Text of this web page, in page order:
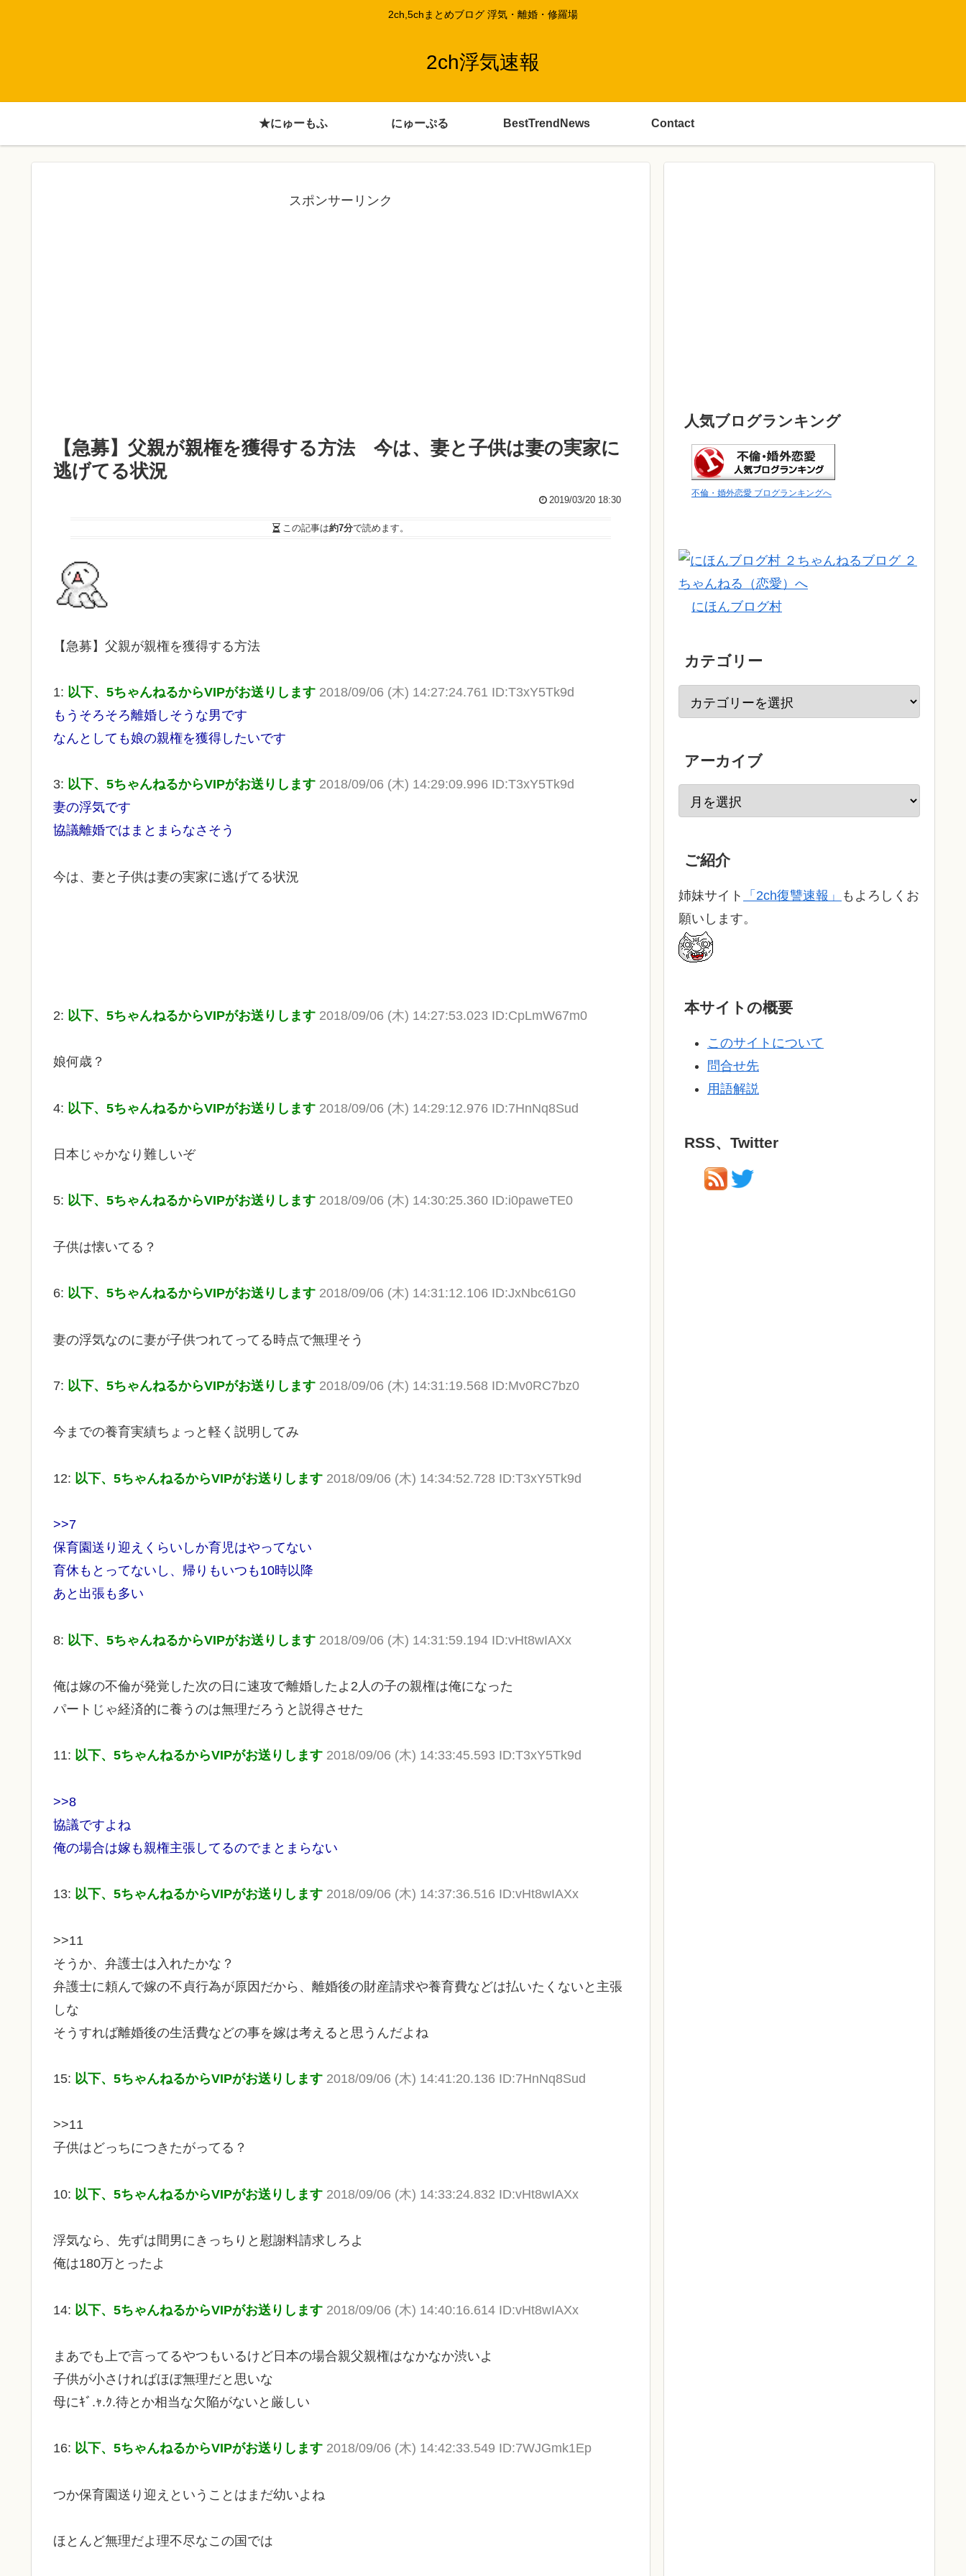
2ch,5chまとめブログ 浮気・離婚・修羅場
2ch浮気速報
★にゅーもふ にゅーぷる BestTrendNews Contact
スポンサーリンク
【急募】父親が親権を獲得する方法 今は、妻と子供は妻の実家に
逃げてる状況
2019/03/20 18:30
この記事は約7分で読めます。
【急募】父親が親権を獲得する方法
1: 以下、5ちゃんねるからVIPがお送りします 2018/09/06 (木) 14:27:24.761 ID:T3xY5Tk9d
もうそろそろ離婚しそうな男です
なんとしても娘の親権を獲得したいです
3: 以下、5ちゃんねるからVIPがお送りします 2018/09/06 (木) 14:29:09.996 ID:T3xY5Tk9d
妻の浮気です
協議離婚ではまとまらなさそう
今は、妻と子供は妻の実家に逃げてる状況
2: 以下、5ちゃんねるからVIPがお送りします 2018/09/06 (木) 14:27:53.023 ID:CpLmW67m0
娘何歳？
4: 以下、5ちゃんねるからVIPがお送りします 2018/09/06 (木) 14:29:12.976 ID:7HnNq8Sud
日本じゃかなり難しいぞ
5: 以下、5ちゃんねるからVIPがお送りします 2018/09/06 (木) 14:30:25.360 ID:i0paweTE0
子供は懐いてる？
6: 以下、5ちゃんねるからVIPがお送りします 2018/09/06 (木) 14:31:12.106 ID:JxNbc61G0
妻の浮気なのに妻が子供つれてってる時点で無理そう
7: 以下、5ちゃんねるからVIPがお送りします 2018/09/06 (木) 14:31:19.568 ID:Mv0RC7bz0
今までの養育実績ちょっと軽く説明してみ
12: 以下、5ちゃんねるからVIPがお送りします 2018/09/06 (木) 14:34:52.728 ID:T3xY5Tk9d
>>7
保育園送り迎えくらいしか育児はやってない
育休もとってないし、帰りもいつも10時以降
あと出張も多い
8: 以下、5ちゃんねるからVIPがお送りします 2018/09/06 (木) 14:31:59.194 ID:vHt8wIAXx
俺は嫁の不倫が発覚した次の日に速攻で離婚したよ2人の子の親権は俺になった
パートじゃ経済的に養うのは無理だろうと説得させた
11: 以下、5ちゃんねるからVIPがお送りします 2018/09/06 (木) 14:33:45.593 ID:T3xY5Tk9d
>>8
協議ですよね
俺の場合は嫁も親権主張してるのでまとまらない
13: 以下、5ちゃんねるからVIPがお送りします 2018/09/06 (木) 14:37:36.516 ID:vHt8wIAXx
>>11
そうか、弁護士は入れたかな？
弁護士に頼んで嫁の不貞行為が原因だから、離婚後の財産請求や養育費などは払いたくないと主張
しな
そうすれば離婚後の生活費などの事を嫁は考えると思うんだよね
15: 以下、5ちゃんねるからVIPがお送りします 2018/09/06 (木) 14:41:20.136 ID:7HnNq8Sud
>>11
子供はどっちにつきたがってる？
10: 以下、5ちゃんねるからVIPがお送りします 2018/09/06 (木) 14:33:24.832 ID:vHt8wIAXx
浮気なら、先ずは間男にきっちりと慰謝料請求しろよ
俺は180万とったよ
14: 以下、5ちゃんねるからVIPがお送りします 2018/09/06 (木) 14:40:16.614 ID:vHt8wIAXx
まあでも上で言ってるやつもいるけど日本の場合親父親権はなかなか渋いよ
子供が小さければほぼ無理だと思いな
母にｷﾞ.ｬ.ｸ.待とか相当な欠陥がないと厳しい
16: 以下、5ちゃんねるからVIPがお送りします 2018/09/06 (木) 14:42:33.549 ID:7WJGmk1Ep
つか保育園送り迎えということはまだ幼いよね
ほとんど無理だよ理不尽なこの国では
人気ブログランキング
不倫・婚外恋愛 ブログランキングへ
にほんブログ村
カテゴリー
アーカイブ
ご紹介
姉妹サイト 「2ch復讐速報」
もよろしくお
願いします。
本サイトの概要
このサイトについて
問合せ先
用語解説
RSS、Twitter